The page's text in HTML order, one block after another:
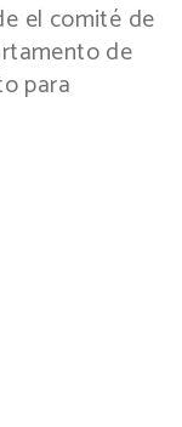
el comité de
de
para